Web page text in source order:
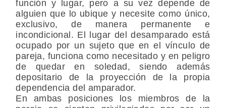
función y lugar, pero a su vez depende de
alguien que lo ubique y necesite como único,
exclusivo, de manera permanente e
incondicional. El lugar del desamparado está
ocupado por un sujeto que en el vínculo de
pareja, funciona como necesitado y en peligro
de quedar en soledad, siendo además
depositario de la proyección de la propia
dependencia del amparador.
En ambas posiciones los miembros de la